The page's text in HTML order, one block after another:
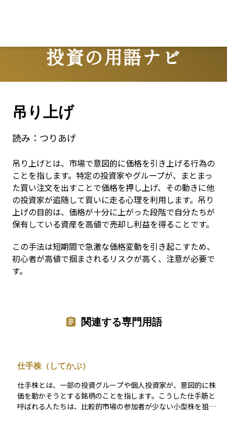
投資の用語ナビ
Terms
吊り上げ
読み： つりあげ
吊り上げとは、市場で意図的に価格を引き上げる行為の
ことを指します。特定の投資家やグループが、まとまっ
た買い注文を出すことで価格を押し上げ、その動きに他
の投資家が追随して買いに走る心理を利用します。吊り
上げの目的は、価格が十分に上がった段階で自分たちが
保有している資産を高値で売却し利益を得ることです。
この手法は短期間で急激な価格変動を引き起こすため、
初心者が高値で掴まされるリスクが高く、注意が必要で
す。
関連する専門用語
仕手株（してかぶ）
仕手株とは、一部の投資グループや個人投資家が、意図的に株
価を動かそうとする銘柄のことを指します。こうした仕手筋と
呼ばれる人たちは、比較的市場の参加者が少ない小型株を狙